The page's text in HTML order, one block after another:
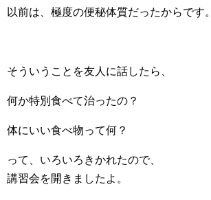
以前は、極度の便秘体質だったからです。
そういうことを友人に話したら、
何か特別食べて治ったの？
体にいい食べ物って何？
って、いろいろきかれたので、
講習会を開きましたよ。